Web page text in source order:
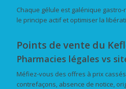
Chaque gélule est galénique
le principe actif et optimiser la
Points de vente du
Pharmacies légales vs
Méfiez-vous des offres à prix
contrefaçons, absence de notice,